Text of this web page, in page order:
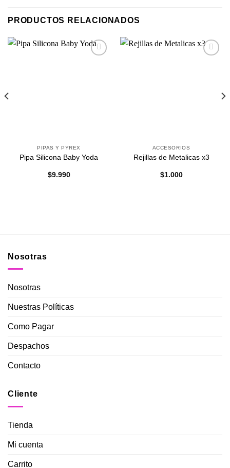
PRODUCTOS RELACIONADOS
PIPAS Y PYREX
Pipa Silicona Baby Yoda
$9.990
ACCESORIOS
Rejillas de Metalicas x3
$1.000
Nosotras
Nosotras
Nuestras Políticas
Como Pagar
Despachos
Contacto
Cliente
Tienda
Mi cuenta
Carrito